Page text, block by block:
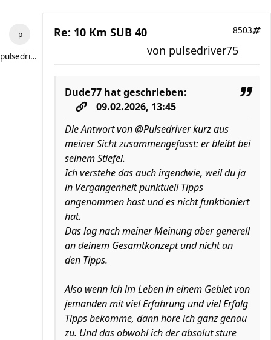
pulsedriver75
Re: 10 Km SUB 40 8503
von pulsedriver75
Dude77 hat geschrieben:
09.02.2026, 13:45
Die Antwort von @Pulsedriver kurz aus
meiner Sicht zusammengefasst: er bleibt bei
seinem Stiefel.
Ich verstehe das auch irgendwie, weil du ja
in Vergangenheit punktuell Tipps
angenommen hast und es nicht funktioniert
hat.
Das lag nach meiner Meinung aber generell
an deinem Gesamtkonzept und nicht an
den Tipps.
Also wenn ich im Leben in einem Gebiet von
jemanden mit viel Erfahrung und viel Erfolg
Tipps bekomme, dann höre ich ganz genau
zu. Und das obwohl ich der absolut sture